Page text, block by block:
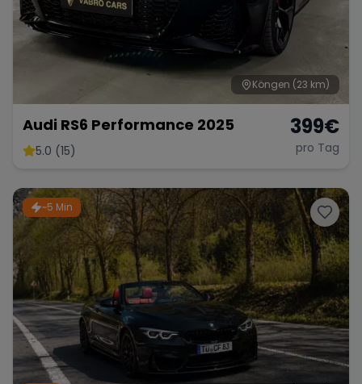
Köngen (23 km)
Audi RS6 Performance 2025
5.0 (15)
399€
pro Tag
~5 Min